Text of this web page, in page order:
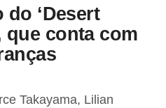
‘Desert
que conta com
Takayama, Lilian